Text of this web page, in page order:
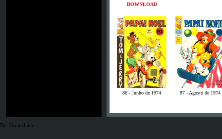
DOWNLOAD
86 - Junho de 1974 87 - Agosto de 1974
By: Oscardiaco